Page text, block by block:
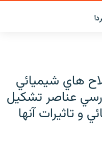
هاي شيميائي
عناصر تشكيل
تاثيرات آنها